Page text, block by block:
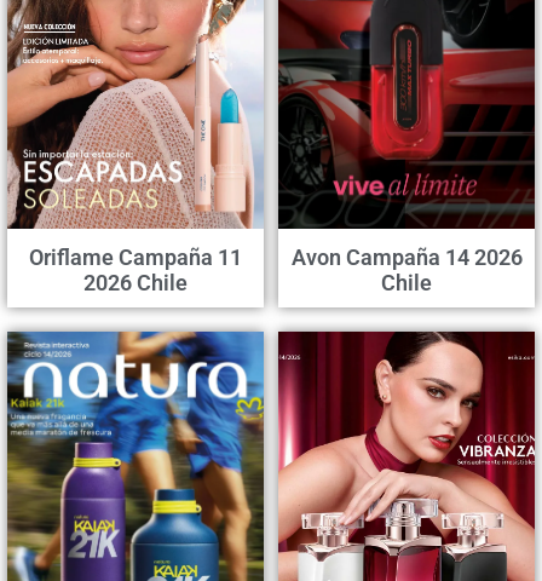
Oriflame Campaña 11
2026 Chile
Avon Campaña 14 2026
Chile